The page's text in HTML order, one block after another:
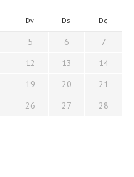
Dv Ds Dg
5 6
7
12 13
14
19 20
21
26 27
28